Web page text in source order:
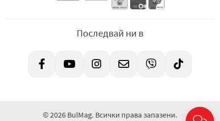
Последвай ни в
© 2026 BulMag. Всички права запазени.